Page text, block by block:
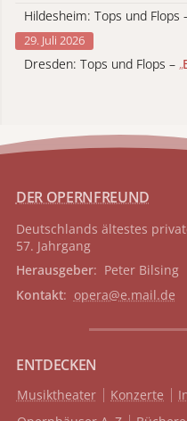
Hildesheim: Tops und Flops
29. Juli 2026
Dresden: Tops und Flops – „
DER OPERNFREUND
Deutschlands ältestes
57. Jahrgang
Herausgeber: Peter Bilsing
Kontakt: opera@e.mail.de
ENTDECKEN
Musiktheater Konzerte